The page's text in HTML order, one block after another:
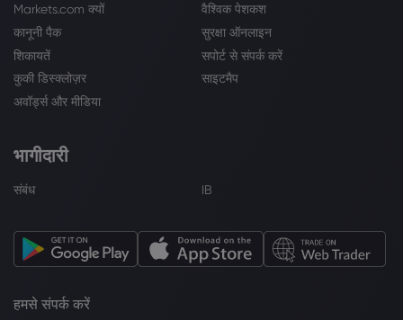
Markets.com क्यों
वैश्विक पेशकश
कानूनी पैक
सुरक्षा ऑनलाइन
शिकायतें
सपोर्ट से संपर्क करें
कुकी डिस्क्लोज़र
साइटमैप
अवॉर्ड्स और मीडिया
भागीदारी
संबंध IB
हमसे संपर्क करें